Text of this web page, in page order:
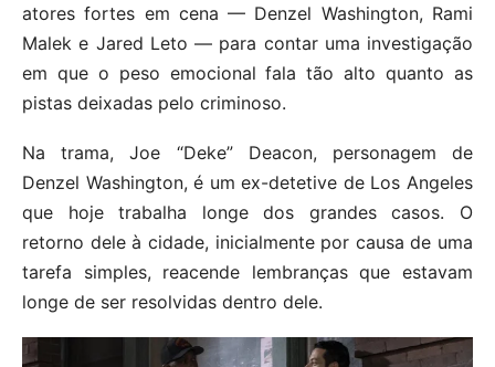
atores fortes em cena — Denzel Washington, Rami
Malek e Jared Leto — para contar uma investigação
em que o peso emocional fala tão alto quanto as
pistas deixadas pelo criminoso.
Na trama, Joe “Deke” Deacon, personagem de
Denzel Washington, é um ex-detetive de Los Angeles
que hoje trabalha longe dos grandes casos. O
retorno dele à cidade, inicialmente por causa de uma
tarefa simples, reacende lembranças que estavam
longe de ser resolvidas dentro dele.